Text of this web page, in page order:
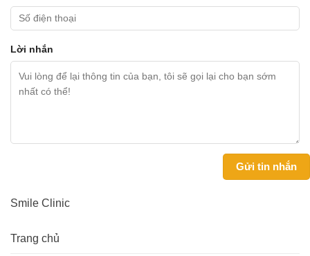
Lời nhắn
Smile Clinic
Trang chủ